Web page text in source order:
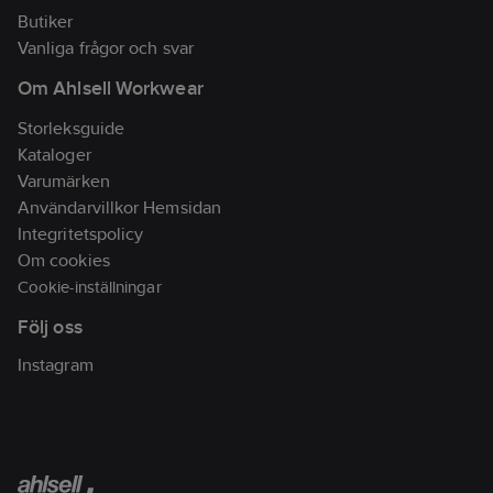
stabiliserar.
Hälskålen håller foten
hälens fettkuddar.
-Ovandel av hygienisk
Eco-leather, ett
slitstarkt
syntetmaterial.
-Fodrad ovandel som
är mjuk mot foten.
-Reglerbara remmar
på din fot.
-Nickelfria spännen.
Butiker
Vanliga frågor och svar
Om Ahlsell Workwear
Storleksguide
Kataloger
Varumärken
Användarvillkor Hemsidan
Integritetspolicy
Om cookies
Cookie-inställningar
Följ oss
Instagram